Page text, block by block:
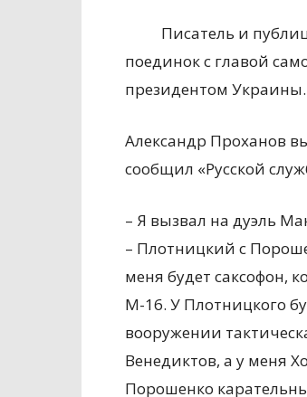
Писатель и
поединок с главой
президентом Украины.
Александр Проханов
сообщил «Русской
– Я вызвал на дуэль
– Плотницкий с
меня будет саксофон,
М-16. У Плотницкого
вооружении
Венедиктов, а у меня
Порошенко